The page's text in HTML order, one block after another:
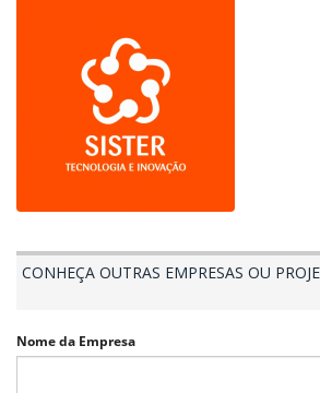
CONHEÇA OUTRAS EMPRESAS OU
Nome da Empresa